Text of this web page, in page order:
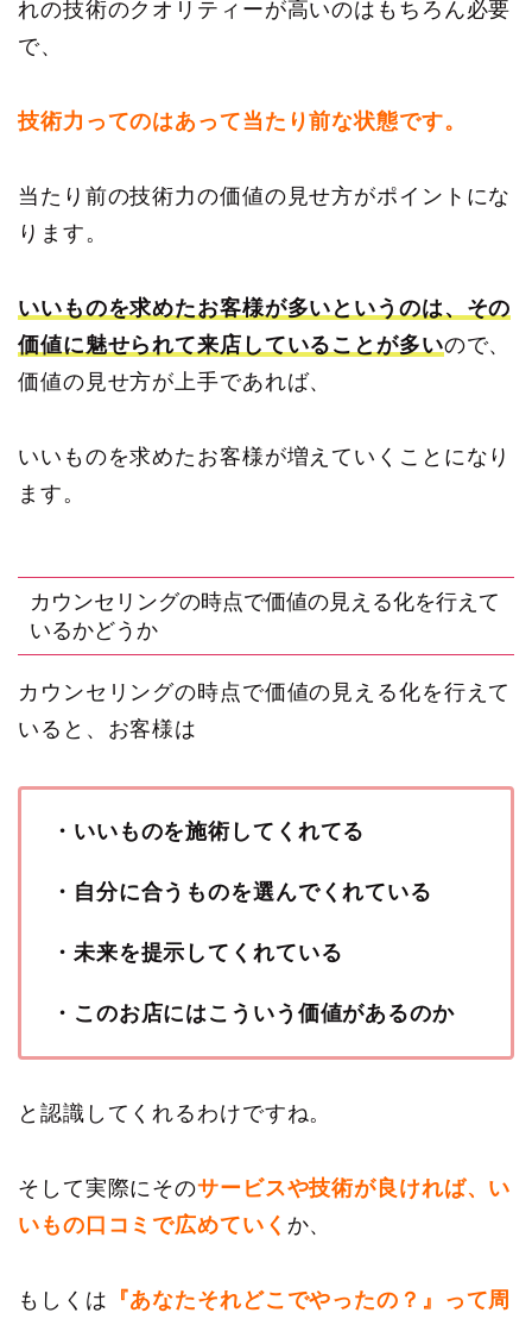
れの技術のクオリティーが高いのはもちろん必要
で、
技術力ってのはあって当たり前な状態です。
当たり前の技術力の価値の見せ方がポイントにな
ります。
いいものを求めたお客様が多いというのは、その
価値に魅せられて来店していることが多いので、
価値の見せ方が上手であれば、
いいものを求めたお客様が増えていくことになり
ます。
カウンセリングの時点で価値の見える化を行えて
いるかどうか
カウンセリングの時点で価値の見える化を行えて
いると、お客様は
・いいものを施術してくれてる
・自分に合うものを選んでくれている
・未来を提示してくれている
・このお店にはこういう価値があるのか
と認識してくれるわけですね。
そして実際にそのサービスや技術が良ければ、い
いもの口コミで広めていく か、
もしくは 『あなたそれどこでやったの？』って周